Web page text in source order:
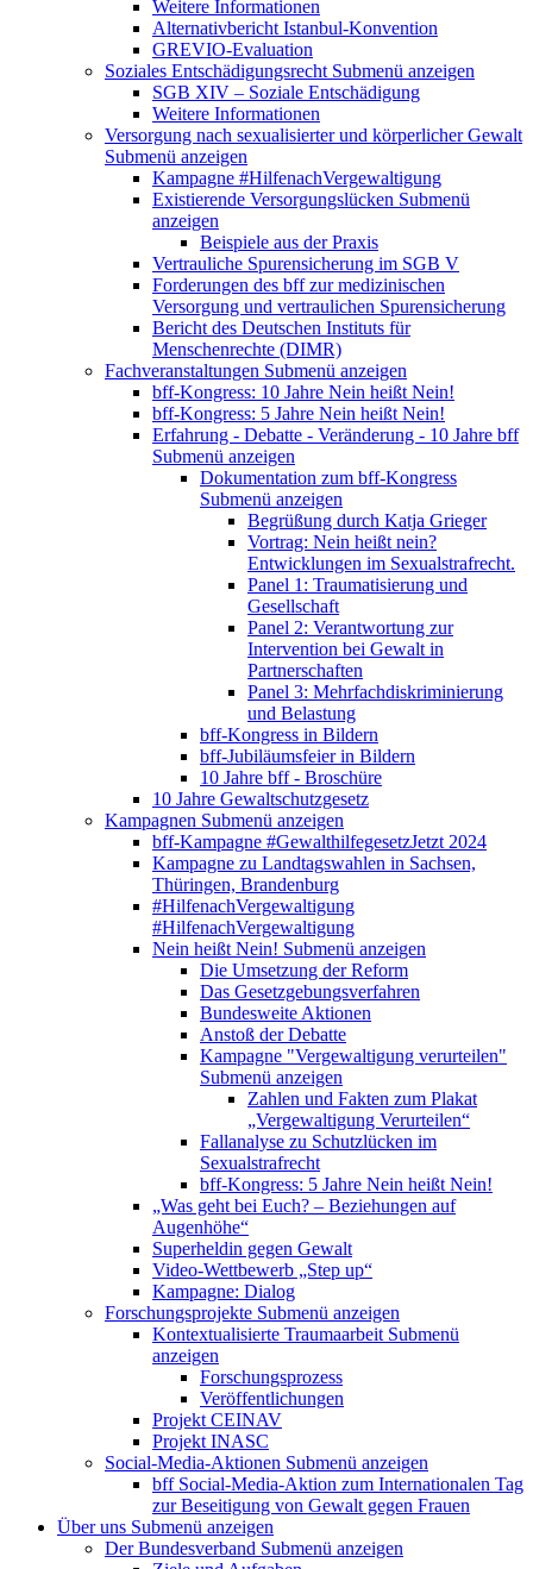
Weitere Informationen
Alternativbericht Istanbul-Konvention
GREVIO-Evaluation
Soziales Entschädigungsrecht Submenü anzeigen
SGB XIV – Soziale Entschädigung
Weitere Informationen
Versorgung nach sexualisierter und körperlicher Gewalt
Submenü anzeigen
Kampagne #HilfenachVergewaltigung
Existierende Versorgungslücken Submenü
anzeigen
Beispiele aus der Praxis
Vertrauliche Spurensicherung im SGB V
Forderungen des bff zur medizinischen
Versorgung und vertraulichen Spurensicherung
Bericht des Deutschen Instituts für
Menschenrechte (DIMR)
Fachveranstaltungen Submenü anzeigen
bff-Kongress: 10 Jahre Nein heißt Nein!
bff-Kongress: 5 Jahre Nein heißt Nein!
Erfahrung - Debatte - Veränderung - 10 Jahre bff
Submenü anzeigen
Dokumentation zum bff-Kongress
Submenü anzeigen
Begrüßung durch Katja Grieger
Vortrag: Nein heißt nein?
Entwicklungen im Sexualstrafrecht.
Panel 1: Traumatisierung und
Gesellschaft
Panel 2: Verantwortung zur
Intervention bei Gewalt in
Partnerschaften
Panel 3: Mehrfachdiskriminierung
und Belastung
bff-Kongress in Bildern
bff-Jubiläumsfeier in Bildern
10 Jahre bff - Broschüre
10 Jahre Gewaltschutzgesetz
Kampagnen Submenü anzeigen
bff-Kampagne #GewalthilfegesetzJetzt 2024
Kampagne zu Landtagswahlen in Sachsen,
Thüringen, Brandenburg
#HilfenachVergewaltigung
#HilfenachVergewaltigung
Nein heißt Nein! Submenü anzeigen
Die Umsetzung der Reform
Das Gesetzgebungsverfahren
Bundesweite Aktionen
Anstoß der Debatte
Kampagne "Vergewaltigung verurteilen"
Submenü anzeigen
Zahlen und Fakten zum Plakat
„Vergewaltigung Verurteilen“
Fallanalyse zu Schutzlücken im
Sexualstrafrecht
bff-Kongress: 5 Jahre Nein heißt Nein!
„Was geht bei Euch? – Beziehungen auf
Augenhöhe“
Superheldin gegen Gewalt
Video-Wettbewerb „Step up“
Kampagne: Dialog
Forschungsprojekte Submenü anzeigen
Kontextualisierte Traumaarbeit Submenü
anzeigen
Forschungsprozess
Veröffentlichungen
Projekt CEINAV
Projekt INASC
Social-Media-Aktionen Submenü anzeigen
bff Social-Media-Aktion zum Internationalen Tag
zur Beseitigung von Gewalt gegen Frauen
Über uns Submenü anzeigen
Der Bundesverband Submenü anzeigen